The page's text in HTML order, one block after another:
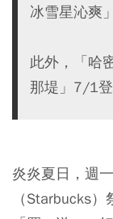
冰雪星沁爽​」
此外，「哈
那堤」7/1登
炎炎夏日，週
（Starbucks